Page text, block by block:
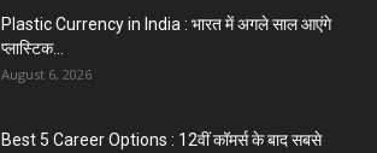
Plastic Currency in India : भारत में अगले साल आएंगे
प्लास्टिक...
August 6, 2026
Best 5 Career Options : 12वीं कॉमर्स के बाद सबसे